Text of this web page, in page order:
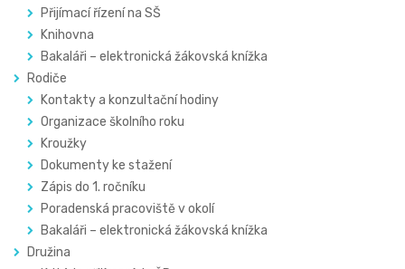
Přijímací řízení na SŠ
Knihovna
Bakaláři – elektronická žákovská knížka
Rodiče
Kontakty a konzultační hodiny
Organizace školního roku
Kroužky
Dokumenty ke stažení
Zápis do 1. ročníku
Poradenská pracoviště v okolí
Bakaláři – elektronická žákovská knížka
Družina